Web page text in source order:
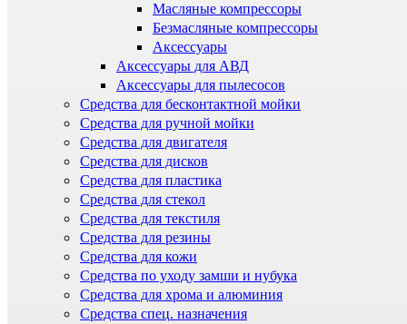
Масляные компрессоры
Безмасляные компрессоры
Аксессуары
Аксессуары для АВД
Аксессуары для пылесосов
Средства для бесконтактной мойки
Средства для ручной мойки
Средства для двигателя
Средства для дисков
Средства для пластика
Средства для стекол
Средства для текстиля
Средства для резины
Средства для кожи
Средства по уходу замши и нубука
Средства для хрома и алюминия
Средства спец. назначения